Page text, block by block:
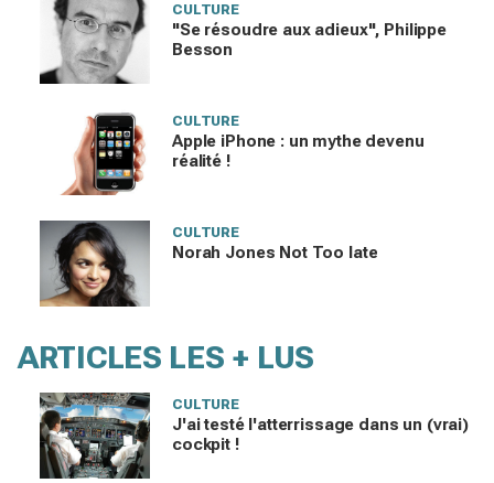
CULTURE
"Se résoudre aux adieux", Philippe
Besson
CULTURE
Apple iPhone : un mythe devenu
réalité !
CULTURE
Norah Jones Not Too late
ARTICLES LES + LUS
CULTURE
J'ai testé l'atterrissage dans un (vrai)
cockpit !